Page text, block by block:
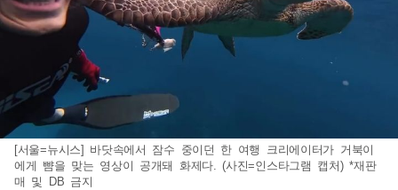
[서울=뉴시스] 바닷속에서 잠수 중이던 한 여행 크리에이터가 거북이
에게 뺨을 맞는 영상이 공개돼 화제다. (사진=인스타그램 캡처) *재판
매 및 DB 금지